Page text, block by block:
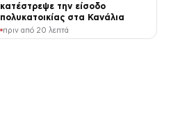
κατέστρεψε την είσοδο
πολυκατοικίας στα Κανάλια
πριν από 20 λεπτά